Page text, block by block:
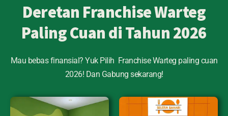
Deretan Franchise Warteg
Paling Cuan di Tahun 2026
Mau bebas finansial? Yuk Pilih Franchise Warteg paling cuan
2026! Dan Gabung sekarang!